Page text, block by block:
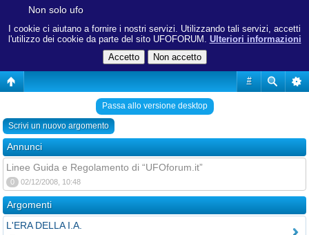
I cookie ci aiutano a fornire i nostri servizi. Utilizzando tali servizi, accetti
l'utilizzo dei cookie da parte del sito UFOFORUM. Ulteriori informazioni
#
Non solo ufo
Passa allo versione desktop
Scrivi un nuovo argomento
Annunci
Linee Guida e Regolamento di “UFOforum.it”
0 02/12/2008, 10:48
Argomenti
L'ERA DELLA I.A.